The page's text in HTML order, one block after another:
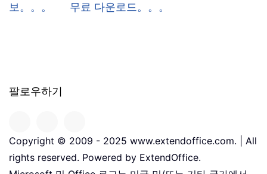
보。。。
무료 다운로드。。。
팔로우하기
Copyright © 2009 - 2025 www.extendoffice.com. | All
rights reserved. Powered by ExtendOffice.